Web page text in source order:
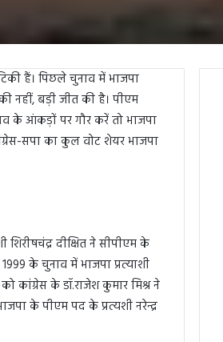
हैं। पिछले चुनाव में भाजपा
नहीं, बड़ी जीत की है। पीएम
के आंकड़ों पर गौर करें तो भाजपा
सपा का कुल वोट शेयर भाजपा
दीक्षित ने सीपीएम के
के चुनाव में भाजपा प्रत्याशी
के डॉ.राजेश कुमार मिश्र ने
के पीएम पद के प्रत्यशी नरेन्द्र